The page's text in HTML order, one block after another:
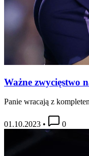
Ważne zwycięstwo
Panie wracają z
01.10.2023 • 0